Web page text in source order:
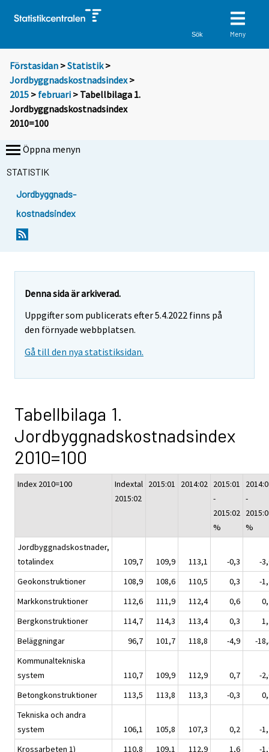
Sök Meny
Förstasidan >Statistik >
Jordbyggnadskostnadsindex>
2015 > februari > Tabellbilaga 1.
Jordbyggnadskostnadsindex
2010=100
Öppna menyn
STATISTIK
Jordbyggnads-
kostnadsindex
Denna sida är arkiverad.
Uppgifter som publicerats efter 5.4.2022 finns på
den förnyade webbplatsen.
Gå till den nya statistiksidan.
Tabellbilaga 1.
Jordbyggnadskostnadsindex
2010=100
Index 2010=100
Indextal
2015:02
2015:01 2014:02 2015:01
-
2015:02
%
-
%
Jordbyggnadskostnader,
totalindex
109,7 109,9 113,1 -0,3
-
Geokonstruktioner
108,9 108,6 110,5 0,3
-
Markkonstruktioner
112,6 111,9 112,4 0,6
Bergkonstruktioner
114,7 114,3 113,4 0,3
Beläggningar
96,7 101,7 118,8 -4,9
-
Kommunaltekniska
system
110,7 109,9 112,9 0,7
-
Betongkonstruktioner
113,5 113,8 113,3 -0,3
Tekniska och andra
system
106,1 105,8 107,3 0,2
-
Krossarbeten 1)
110,8 109,1 112,9 1,6
-